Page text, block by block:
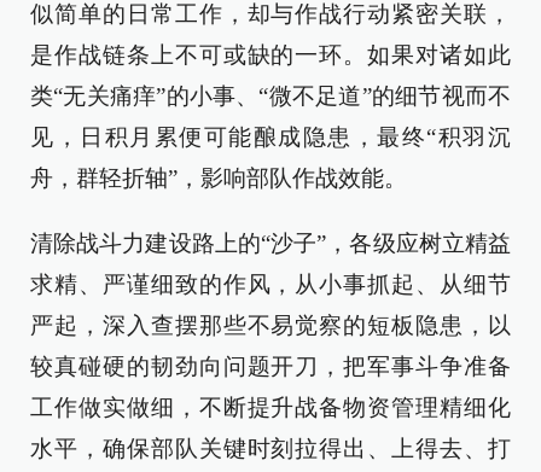
似简单的日常工作，却与作战行动紧密关联，
是作战链条上不可或缺的一环。如果对诸如此
类“无关痛痒”的小事、“微不足道”的细节视而不
见，日积月累便可能酿成隐患，最终“积羽沉
舟，群轻折轴”，影响部队作战效能。
清除战斗力建设路上的“沙子”，各级应树立精益
求精、严谨细致的作风，从小事抓起、从细节
严起，深入查摆那些不易觉察的短板隐患，以
较真碰硬的韧劲向问题开刀，把军事斗争准备
工作做实做细，不断提升战备物资管理精细化
水平，确保部队关键时刻拉得出、上得去、打